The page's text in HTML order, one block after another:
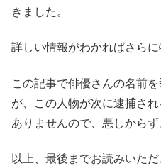
きました。
詳しい情報がわかればさら
この記事で俳優さんの名前
が、この人物が次に逮捕さ
ありませんので、悪しからず
以上、最後までお読みいた